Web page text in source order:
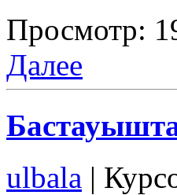
Просмотр:
Далее
ulbala |